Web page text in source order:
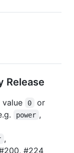
Release
0 or
power ,
,
#224